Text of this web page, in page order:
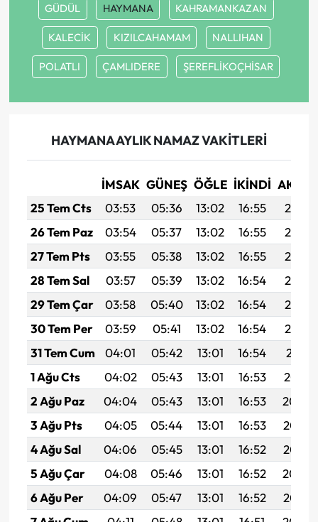
GÜDÜL HAYMANA KAHRAMANKAZAN
KALECİK KIZILCAHAMAM NALLIHAN
POLATLI ÇAMLIDERE ŞEREFLİKOÇHİSAR
HAYMANA AYLIK NAMAZ VAKITLERI
İMSAK GÜNEŞ ÖĞLE İKINDI
25 Tem Cts
03:53 05:36 13:02 16:55
20:17
26 Tem Paz
03:54 05:37 13:02 16:55
20:16
27 Tem Pts
03:55 05:38 13:02 16:55
20:15
28 Tem Sal
03:57 05:39 13:02 16:54
20:14
29 Tem Çar
03:58 05:40 13:02 16:54
20:13
30 Tem Per
03:59 05:41 13:02 16:54
20:12
31 Tem Cum
04:01 05:42 13:01 16:54
20:11
1 Ağu Cts
04:02 05:43 13:01 16:53
20:10
2 Ağu Paz
04:04 05:43 13:01 16:53
20:09
3 Ağu Pts
04:05 05:44 13:01 16:53
20:08
4 Ağu Sal
04:06 05:45 13:01 16:52
20:07
5 Ağu Çar
04:08 05:46 13:01 16:52
20:06
6 Ağu Per
04:09 05:47 13:01 16:52
20:05